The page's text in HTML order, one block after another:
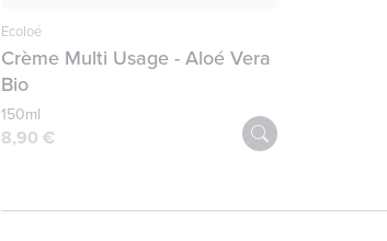
Ecoloé
Crème Multi Usage - Aloé Vera
Bio
150ml
8,90 €